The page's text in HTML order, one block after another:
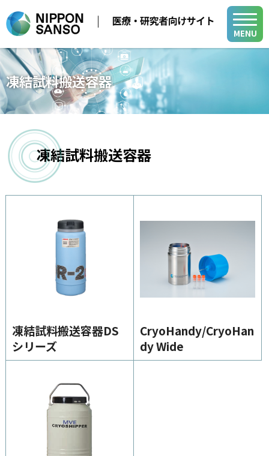
MENU
よくあるご質問
ログイン
メディカル事業
医療用ガス
医療機器
在宅医療
医療ガスパイピングシステム
バイオ機器
グループ関係会社
学会・展示会
医療ガス／医療機器／在宅医療関連
バイオ機器関連
製品・関連情報
医療用ガス
医療ガスパイピングシステム
バイオ機器
高気圧酸素療法（HBOT）
カタログ・資料請求
医療用ガス
在宅医療
医療ガスパイピングシステム
バイオ機器
開発・サポート
メディカル・テクニカル・サービスセンター
山梨事業所
凍結試料搬送容器
凍結試料搬送容器
凍結試料搬送容器DS
シリーズ
CryoHandy/CryoHan
dy Wide